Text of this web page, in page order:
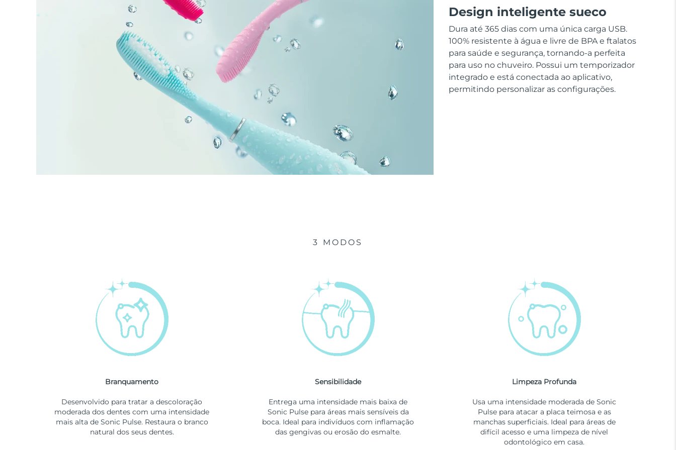
Design inteligente sueco
Dura até 365 dias com uma única carga USB.
100% resistente à água e livre de BPA e ftalatos
para saúde e segurança, tornando-a perfeita
para uso no chuveiro. Possui um temporizador
integrado e está conectada ao aplicativo,
permitindo personalizar as configurações.
3 MODOS
Branquamento
Desenvolvido para tratar a descoloração
moderada dos dentes com uma intensidade
mais alta de Sonic Pulse. Restaura o branco
natural dos seus dentes.
Sensibilidade
Entrega uma intensidade mais baixa de
Sonic Pulse para áreas mais sensíveis da
boca. Ideal para indivíduos com inflamação
das gengivas ou erosão do esmalte.
Limpeza Profunda
Usa uma intensidade moderada de Sonic
Pulse para atacar a placa teimosa e as
manchas superficiais. Ideal para áreas de
difícil acesso e uma limpeza de nível
odontológico em casa.